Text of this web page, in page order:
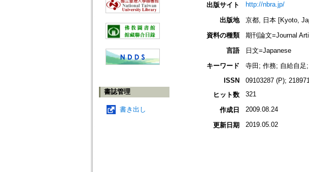
書誌管理
書き出し
出版サイト
http://nbra.jp/
出版地
京都, 日本 [Kyoto,
資料の種類
期刊論文=Journal
言語
日文=Japanese
キーワード
寺田; 作務; 自給自足;
ISSN
09103287 (P);
ヒット数
321
作成日 2009.08.24
更新日期 2019.05.02